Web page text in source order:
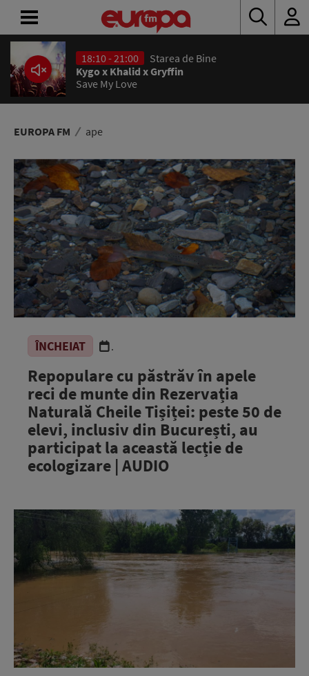
18:10 - 21:00
Starea de Bine
Kygo x Khalid x Gryffin
Save My Love
EUROPA FM ape
ÎNCHEIAT .
Repopulare cu păstrăv în apele
reci de munte din Rezervația
Naturală Cheile Tișiței: peste 50 de
elevi, inclusiv din București, au
participat la această lecție de
ecologizare | AUDIO
ACASĂ
ȘTIRI
RADIO
CONCURSURI
PODCAST
ASCULTĂ
LIVE